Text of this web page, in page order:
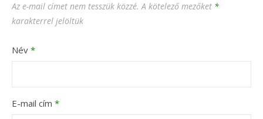
Az e-mail címet nem tesszük közzé. A kötelező mezőket *
karakterrel jelöltük
Név *
E-mail cím *